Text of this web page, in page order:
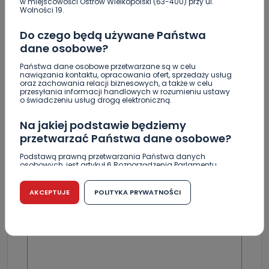
Wolności 19.
Do czego będą używane Państwa
dane osobowe?
Państwa dane osobowe przetwarzane są w celu
nawiązania kontaktu, opracowania ofert, sprzedaży usług
oraz zachowania relacji biznesowych, a także w celu
przesyłania informacji handlowych w rozumieniu ustawy
o świadczeniu usług drogą elektroniczną.
Na jakiej podstawie będziemy
przetwarzać Państwa dane osobowe?
Podstawą prawną przetwarzania Państwa danych
osobowych, jest artykuł 6 Rozporządzenia Parlamentu
r. w sprawie ochrony osób fizycznych w związku z
przetwarzaniem danych osobowych w sprawie
swobodnego przepływu takich danych oraz uchylenia
dyrektywy 95/46/WE (RODO).
Czy jest możliwość cofnięcia zgody?
AKCEPTUJE POLITYKA PRYWATNOŚCI
Czy aquapark w Ostrowie powinien powstać?
Rozpoczęły się konsultacje
Skomentuj ten wpis jako pierwszy!
DOŁĄCZ DO DYSKUSJI
DODAJ SWÓJ KOMENTARZ